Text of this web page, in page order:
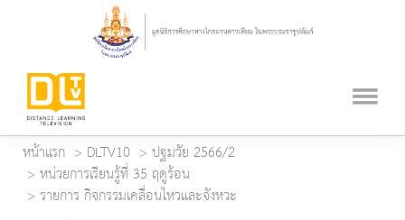
หน้าแรก DLTV10
ปฐมวัย 2566/2
หน่วยการเรียนรู้ที่ 35 ฤดูร้อน
รายการ กิจกรรมเคลื่อนไหวและจังหวะ